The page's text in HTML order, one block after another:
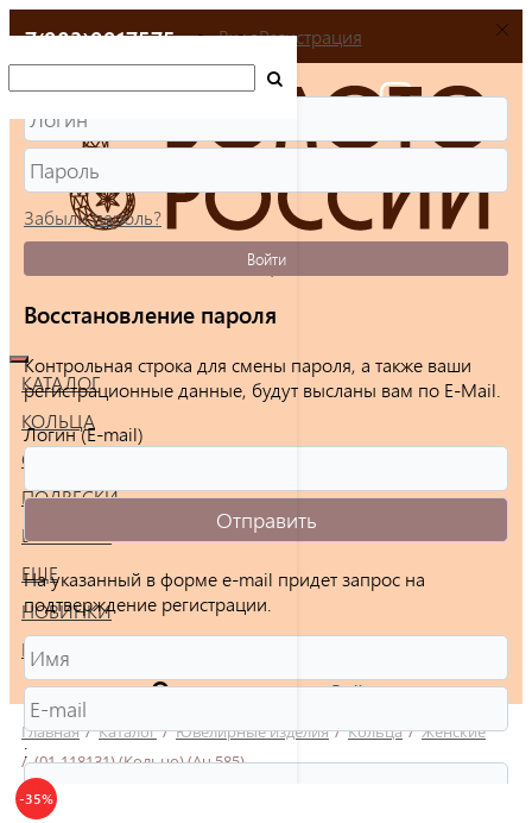
+7(903)9917575
КАТАЛОГ
КОЛЬЦА
СЕРЬГИ
ПОДВЕСКИ
БРАСЛЕТЫ
ЕЩЕ
НОВИНКИ
РАСПРОДАЖА
Войти
Главная / Каталог / Ювелирные изделия / Кольца / Женские
/ (01-118131) (Кольцо) (Au 585)
-35%
ВходРегистрация
Забыли пароль?
Войти
Восстановление пароля
Контрольная строка для смены пароля, а также ваши
регистрационные данные, будут высланы вам по E-Mail.
Логин (E-mail)
На указанный в форме e-mail придет запрос на
подтверждение регистрации.
: